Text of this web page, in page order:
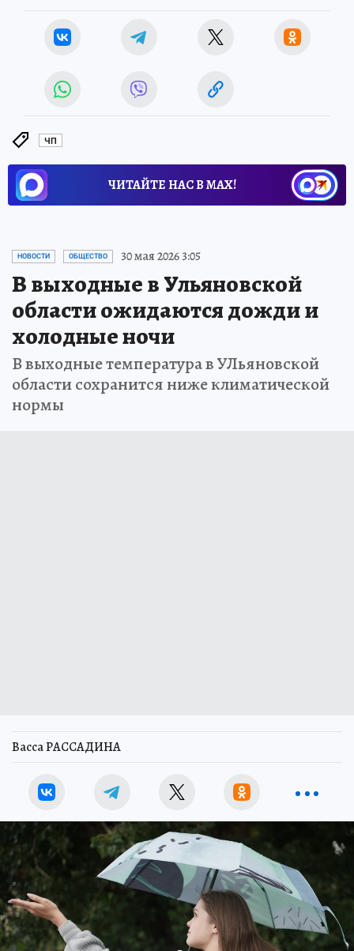
ЧП
ЧИТАЙТЕ НАС В МАХ!
НОВОСТИ ОБЩЕСТВО 30 мая 2026 3:05
В выходные в Ульяновской
области ожидаются дожди и
холодные ночи
В выходные температура в УЛьяновской
области сохранится ниже климатической
нормы
Васса РАССАДИНА